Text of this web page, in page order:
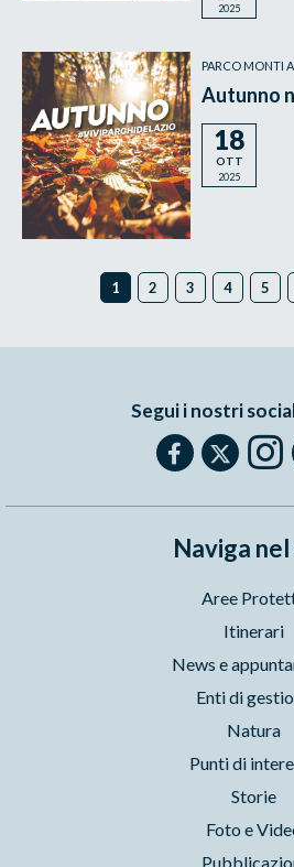
2025
PARCO MONTI
Autunno
18
OTT
2025
1 2 3 4 5
Segui i nostri
Naviga
Aree
Itinerari
News e
Enti di
Natura
Punti di
Storie
Foto e